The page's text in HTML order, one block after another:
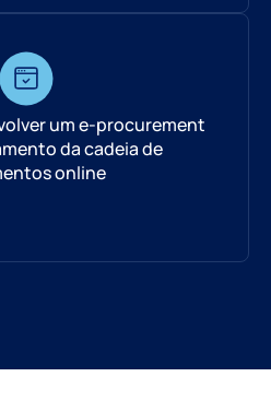
um e-procurement
da cadeia de
online